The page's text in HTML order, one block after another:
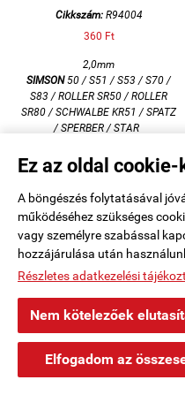
Ez az oldal
A böngészés folytatásával
működéséhez szükséges
vagy személyre szabással
hozzájárulása után
Részletes adatkezelési
Nem kötelezőek
Elfogadom az
Cikkszám:R94004
360 Ft
2,0mm
SIMSON50 / S51 / S53 / S70 /
S83 / ROLLER SR50 / ROLLER
SR80 / SCHWALBE KR51 / SPATZ
/ SPERBER / STAR
 KOSÁRBA
Péter Újkígyós
Vásárolt a
8 órával ezelőtt 